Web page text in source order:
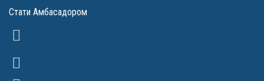
Стати Амбасадором